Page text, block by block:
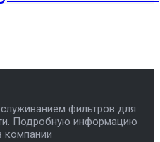
фильтров для
Подробную информацию
компании